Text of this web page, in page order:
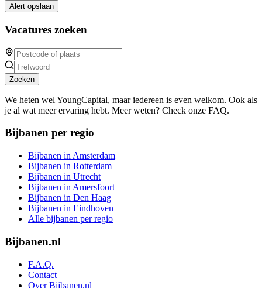
Alert opslaan
Vacatures zoeken
Zoeken
We heten wel YoungCapital, maar iedereen is even welkom. Ook als
je al wat meer ervaring hebt. Meer weten? Check onze FAQ.
Bijbanen per regio
Bijbanen in Amsterdam
Bijbanen in Rotterdam
Bijbanen in Utrecht
Bijbanen in Amersfoort
Bijbanen in Den Haag
Bijbanen in Eindhoven
Alle bijbanen per regio
Bijbanen.nl
F.A.Q.
Contact
Over Bijbanen.nl